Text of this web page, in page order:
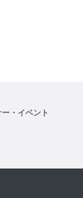
・イベント